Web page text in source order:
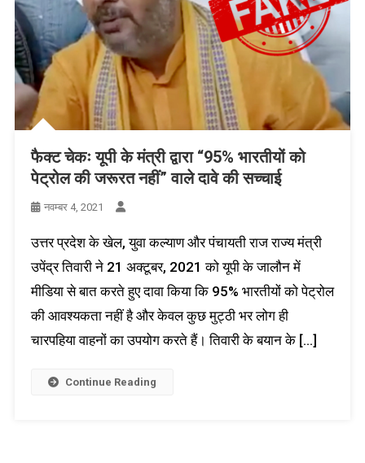
फैक्ट चेकः यूपी के मंत्री द्वारा “95% भारतीयों को
पेट्रोल की जरूरत नहीं” वाले दावे की सच्चाई
नवम्बर 4, 2021
उत्तर प्रदेश के खेल, युवा कल्याण और पंचायती राज राज्य मंत्री
उपेंद्र तिवारी ने 21 अक्टूबर, 2021 को यूपी के जालौन में
मीडिया से बात करते हुए दावा किया कि 95% भारतीयों को पेट्रोल
की आवश्यकता नहीं है और केवल कुछ मुट्ठी भर लोग ही
चारपहिया वाहनों का उपयोग करते हैं। तिवारी के बयान के […]
Continue Reading